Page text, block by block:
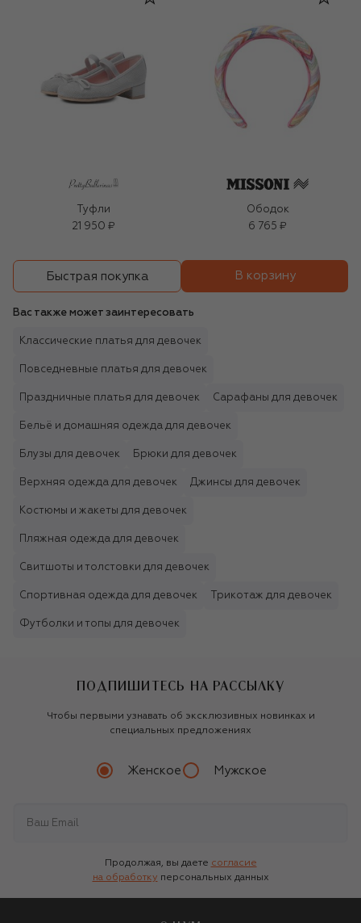
Туфли
21 950 ₽
Ободок
6 765 ₽
Быстрая покупка В корзину
Вас также может заинтересовать
Классические платья для девочек
Повседневные платья для девочек
Праздничные платья для девочек Сарафаны для девочек
Бельё и домашняя одежда для девочек
Блузы для девочек Брюки для девочек
Верхняя одежда для девочек Джинсы для девочек
Костюмы и жакеты для девочек
Пляжная одежда для девочек
Свитшоты и толстовки для девочек
Спортивная одежда для девочек Трикотаж для девочек
Футболки и топы для девочек
ПОДПИШИТЕСЬ НА РАССЫЛКУ
Чтобы первыми узнавать об эксклюзивных новинках и
специальных предложениях
Женское Мужское
Продолжая, вы даете согласие
на обработку персональных данных